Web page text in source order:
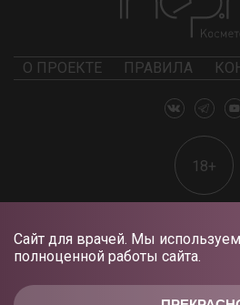
Сайт для врачей. Мы
полноценной работы сайта.
О ПРОЕКТЕ ПРАВИЛА
18+